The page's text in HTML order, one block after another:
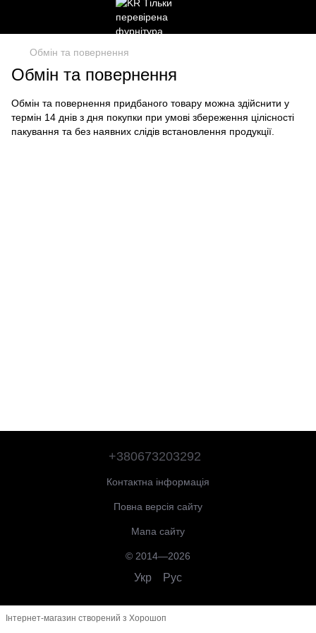
Обмін та повернення
Обмін та повернення
Обмін та повернення придбаного товару можна здійснити у
термін 14 днів з дня покупки при умові збереження цілісності
пакування та без наявних слідів встановлення продукції.
+380673203292
Контактна інформація
Повна версія сайту
Мапа сайту
© 2014—2026
Укр Рус
Інтернет-магазин створений з Хорошоп